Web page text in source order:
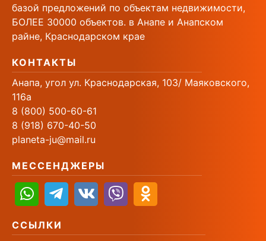
базой предложений по объектам недвижимости,
БОЛЕЕ 30000 объектов. в Анапе и Анапском
райне, Краснодарском крае
КОНТАКТЫ
Анапа, угол ул. Краснодарская, 103/ Маяковского,
116а
8 (800) 500-60-61
8 (918) 670-40-50
planeta-ju@mail.ru
МЕССЕНДЖЕРЫ
ССЫЛКИ